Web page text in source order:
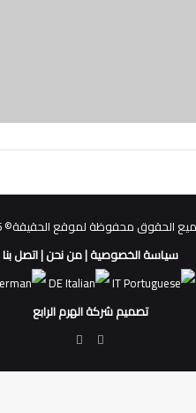
الحقوق محفوظة لموقع الحقيقة© 2026
سياسة الخصوصية|من نحن|اتصل بنا
DE IT
تصميم شركة الهرم الرابع
فيسبوك